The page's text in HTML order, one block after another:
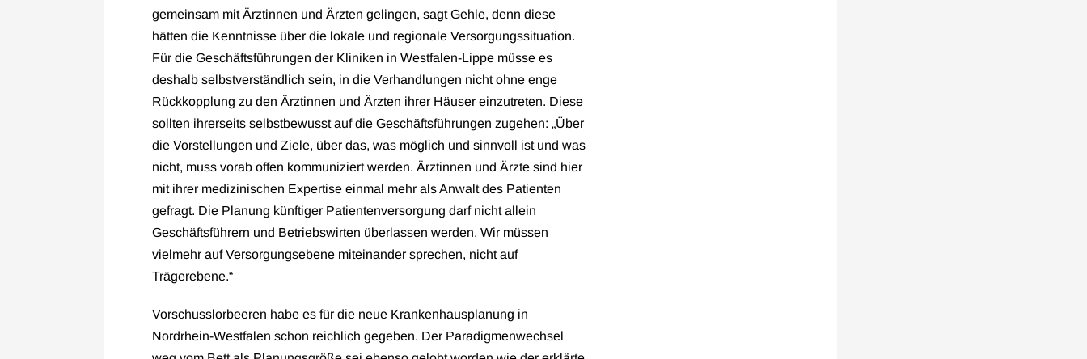
gemeinsam mit Ärztinnen und Ärzten gelingen, sagt Gehle, denn diese
hätten die Kenntnisse über die lokale und regionale Versorgungssituation.
Für die Geschäftsführungen der Kliniken in Westfalen-Lippe müsse es
deshalb selbstverständlich sein, in die Verhandlungen nicht ohne enge
Rückkopplung zu den Ärztinnen und Ärzten ihrer Häuser einzutreten. Diese
sollten ihrerseits selbstbewusst auf die Geschäftsführungen zugehen: „Über
die Vorstellungen und Ziele, über das, was möglich und sinnvoll ist und was
nicht, muss vorab offen kommuniziert werden. Ärztinnen und Ärzte sind hier
mit ihrer medizinischen Expertise einmal mehr als Anwalt des Patienten
gefragt. Die Planung künftiger Patientenversorgung darf nicht allein
Geschäftsführern und Betriebswirten überlassen werden. Wir müssen
vielmehr auf Versorgungsebene miteinander sprechen, nicht auf
Trägerebene.“
Vorschusslorbeeren habe es für die neue Krankenhausplanung in
Nordrhein-Westfalen schon reichlich gegeben. Der Paradigmenwechsel